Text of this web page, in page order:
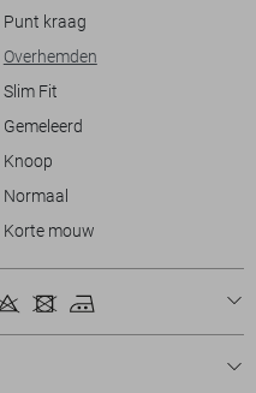
Punt kraag
Overhemden
Slim Fit
Gemeleerd
Knoop
Normaal
Korte mouw